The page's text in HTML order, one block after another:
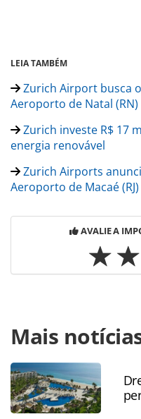
LEIA TAMBÉM
Zurich Airport busca
Aeroporto de Natal (RN)
Zurich investe R$ 17
energia renovável
Zurich Airports
Aeroporto de Macaé (RJ)
AVALIE A
https://
de-pista-no-aeroporto-de-
concluida_202670.html
página. Todo o conteúdo
Editora é protegido pela
autoral. Não reproduza o
Mais